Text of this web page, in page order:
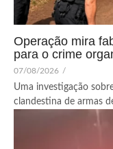
Operação mira
para o crime
07/08/2026 /
Uma investigação
clandestina de armas